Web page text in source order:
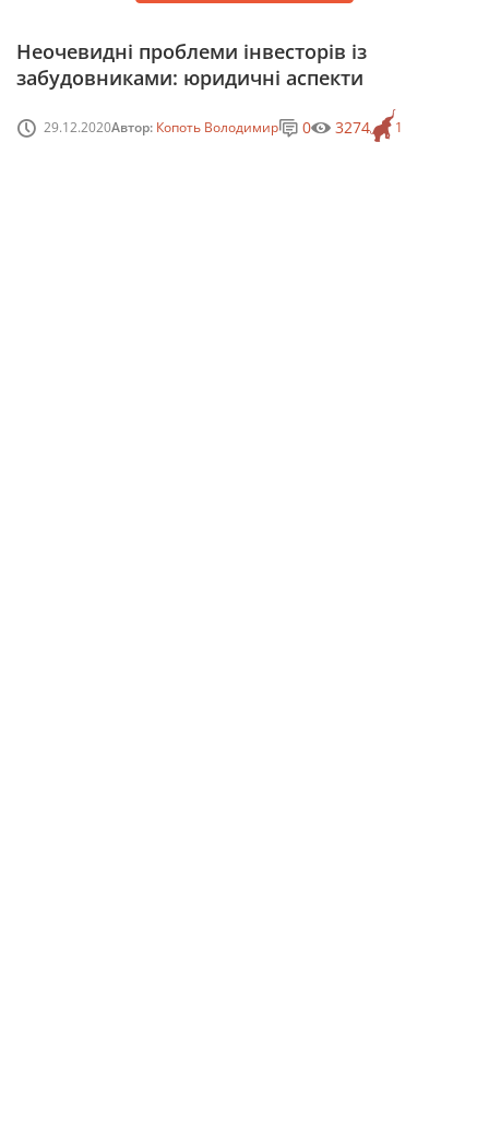
Неочевидні проблеми інвесторів із
забудовниками: юридичні аспекти
29.12.2020Автор: Копоть Володимир 1
0 3274